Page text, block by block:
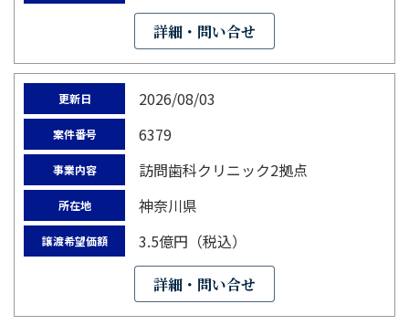
詳細・問い合せ
更新日 2026/08/03
案件番号 6379
事業内容 訪問歯科クリニック2拠点
所在地 神奈川県
譲渡希望価額 3.5億円（税込）
詳細・問い合せ